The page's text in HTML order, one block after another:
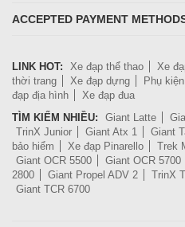
ACCEPTED PAYMENT
LINK HOT: Xe đạp thể thao Xe
thời trang
Xe đạp dựng Phụ
đạp địa hình
Xe đạp đua
TÌM KIẾM NHIỀU:
Giant Latte
TrinX Junior
Giant Atx 1 Giant
bảo hiểm
Xe đạp Pinarello Trek
Giant OCR 5500
Giant OCR 5700
2800
Giant Propel ADV 2 TrinX
Giant TCR 6700